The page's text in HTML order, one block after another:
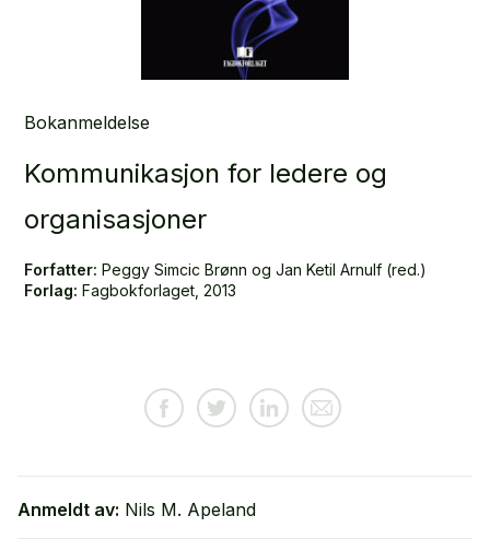
Bokanmeldelse
Kommunikasjon for ledere og
organisasjoner
Forfatter: Peggy Simcic Brønn og Jan Ketil Arnulf (red.)
Forlag: Fagbokforlaget, 2013
Anmeldt av: Nils M. Apeland